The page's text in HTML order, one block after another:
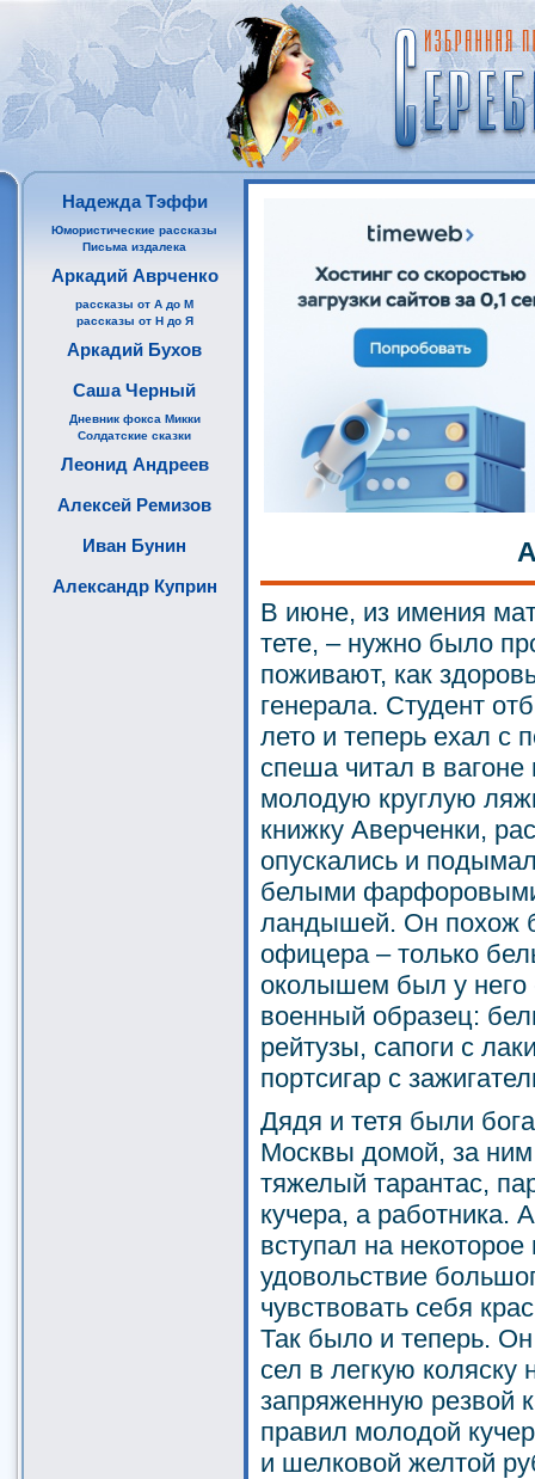
Надежда Тэффи
Юмористические рассказы
Письма издалека
Аркадий Аврченко
рассказы от А до М
рассказы от Н до Я
Аркадий Бухов
Саша Черный
Дневник фокса Микки
Солдатские сказки
Леонид Андреев
Алексей Ремизов
Иван Бунин
Александр Куприн
В июне, из имения
тете, – нужно было
поживают, как
генерала. Студент
лето и теперь ехал с
спеша читал в вагоне
молодую круглую
книжку Аверченки,
опускались и
белыми
ландышей. Он похож
офицера – только
околышем был у него
военный образец:
рейтузы, сапоги с
портсигар с
Дядя и тетя были
Москвы домой, за
тяжелый тарантас,
кучера, а работника.
вступал на
удовольствие
чувствовать себя
Так было и теперь.
сел в легкую коляску
запряженную резвой
правил молодой
и шелковой желтой